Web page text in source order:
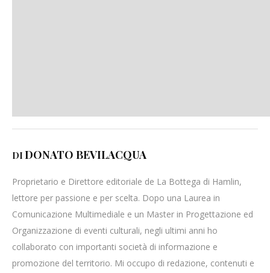
DI DONATO BEVILACQUA
Proprietario e Direttore editoriale de La Bottega di Hamlin,
lettore per passione e per scelta. Dopo una Laurea in
Comunicazione Multimediale e un Master in Progettazione ed
Organizzazione di eventi culturali, negli ultimi anni ho
collaborato con importanti società di informazione e
promozione del territorio. Mi occupo di redazione, contenuti e